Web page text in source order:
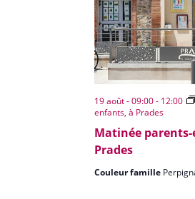
Matinée
Prades
19 août - 09:00- 12:00
enfants, à Prades
Couleur famille